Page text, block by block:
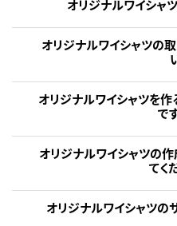
オリジナルワイシャ
オリジナルワイシャツの
オリジナルワイシャツを
で
オリジナルワイシャツの
てく
オリジナルワイシャツの